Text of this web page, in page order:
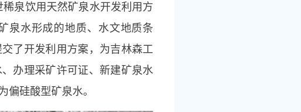
泉饮用天然矿泉水开发利用方
泉水形成的地质、水文地质条
了开发利用方案，为吉林森工
办理采矿许可证、新建矿泉水
偏硅酸型矿泉水。